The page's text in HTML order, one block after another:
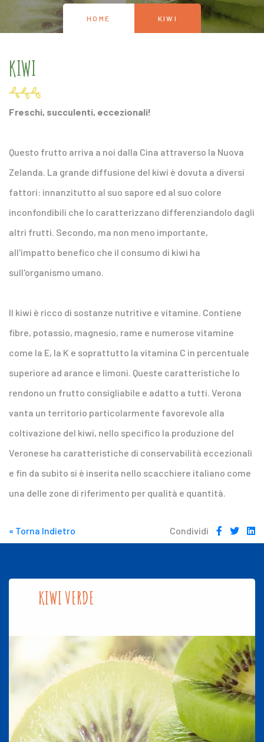
HOME KIWI
KIWI
Freschi, succulenti, eccezionali!
Questo frutto arriva a noi dalla Cina attraverso la Nuova
Zelanda. La grande diffusione del kiwi è dovuta a diversi
fattori: innanzitutto al suo sapore ed al suo colore
inconfondibili che lo caratterizzano differenziandolo dagli
altri frutti. Secondo, ma non meno importante,
all'impatto benefico che il consumo di kiwi ha
sull'organismo umano.
Il kiwi è ricco di sostanze nutritive e vitamine. Contiene
fibre, potassio, magnesio, rame e numerose vitamine
come la E, la K e soprattutto la vitamina C in percentuale
superiore ad arance e limoni. Queste caratteristiche lo
rendono un frutto consigliabile e adatto a tutti. Verona
vanta un territorio particolarmente favorevole alla
coltivazione del kiwi, nello specifico la produzione del
Veronese ha caratteristiche di conservabilità eccezionali
e fin da subito si è inserita nello scacchiere italiano come
una delle zone di riferimento per qualità e quantità.
« Torna Indietro Condividi
KIWI VERDE